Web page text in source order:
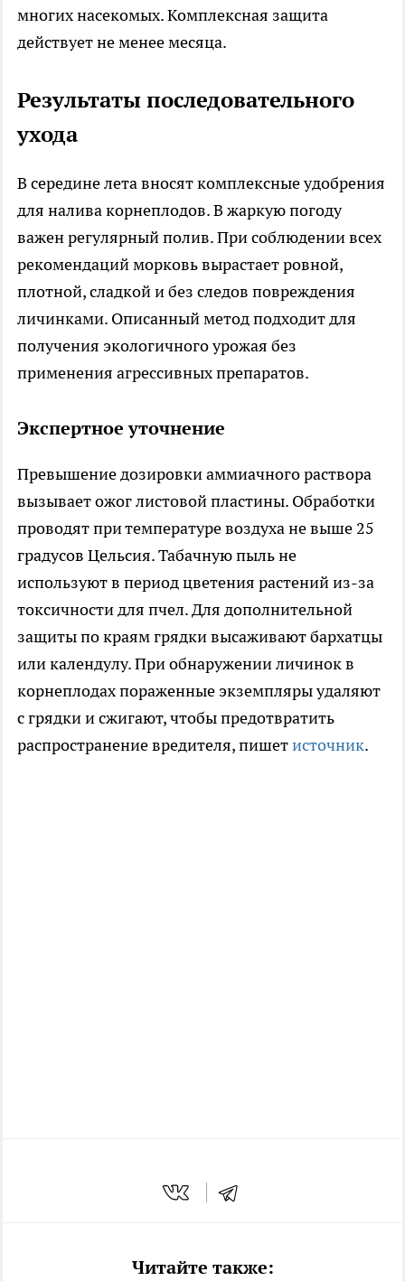
многих насекомых. Комплексная защита
действует не менее месяца.
Результаты последовательного
ухода
В середине лета вносят комплексные удобрения
для налива корнеплодов. В жаркую погоду
важен регулярный полив. При соблюдении всех
рекомендаций морковь вырастает ровной,
плотной, сладкой и без следов повреждения
личинками. Описанный метод подходит для
получения экологичного урожая без
применения агрессивных препаратов.
Экспертное уточнение
Превышение дозировки аммиачного раствора
вызывает ожог листовой пластины. Обработки
проводят при температуре воздуха не выше 25
градусов Цельсия. Табачную пыль не
используют в период цветения растений из-за
токсичности для пчел. Для дополнительной
защиты по краям грядки высаживают бархатцы
или календулу. При обнаружении личинок в
корнеплодах пораженные экземпляры удаляют
с грядки и сжигают, чтобы предотвратить
распространение вредителя, пишетисточник.
Читайте также: